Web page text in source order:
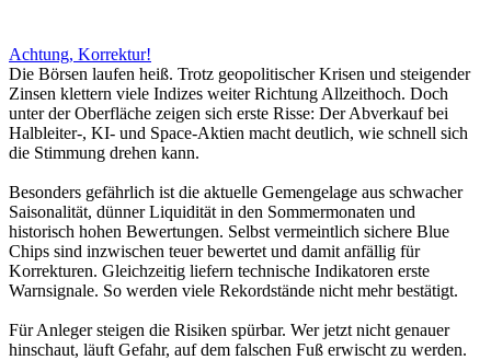
Achtung, Korrektur!
Die Börsen laufen heiß. Trotz geopolitischer Krisen und steigender
Zinsen klettern viele Indizes weiter Richtung Allzeithoch. Doch
unter der Oberfläche zeigen sich erste Risse: Der Abverkauf bei
Halbleiter-, KI- und Space-Aktien macht deutlich, wie schnell sich
die Stimmung drehen kann.
Besonders gefährlich ist die aktuelle Gemengelage aus schwacher
Saisonalität, dünner Liquidität in den Sommermonaten und
historisch hohen Bewertungen. Selbst vermeintlich sichere Blue
Chips sind inzwischen teuer bewertet und damit anfällig für
Korrekturen. Gleichzeitig liefern technische Indikatoren erste
Warnsignale. So werden viele Rekordstände nicht mehr bestätigt.
Für Anleger steigen die Risiken spürbar. Wer jetzt nicht genauer
hinschaut, läuft Gefahr, auf dem falschen Fuß erwischt zu werden.